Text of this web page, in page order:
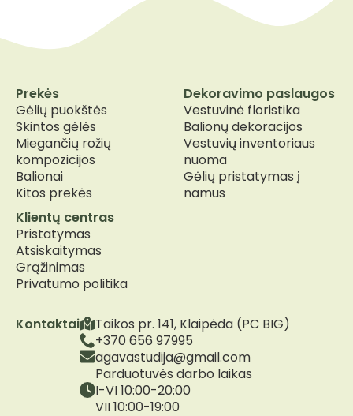
Kontaktai
Taikos pr. 141, Klaipėda (PC BIG)
+370 656 97995
agavastudija@gmail.com
Parduotuvės darbo laikas
I-VI 10:00-20:00
VII 10:00-19:00
Prekės
Gėlių puokštės
Skintos gėlės
Miegančių rožių
kompozicijos
Balionai
Kitos prekės
Dekoravimo paslaugos
Vestuvinė floristika
Balionų dekoracijos
Vestuvių inventoriaus
nuoma
Gėlių pristatymas į
namus
Klientų centras
Pristatymas
Atsiskaitymas
Grąžinimas
Privatumo politika